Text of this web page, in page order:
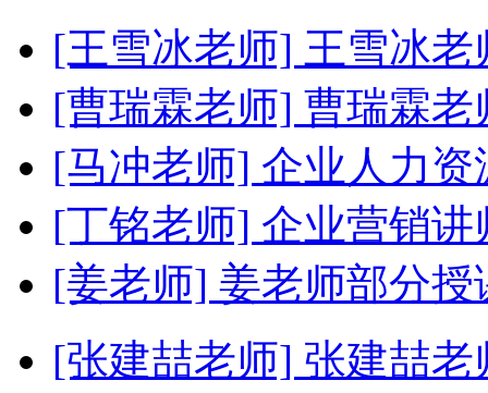
[王雪冰老师] 王雪冰老
[曹瑞霖老师] 曹瑞霖老
[马冲老师] 企业人力
[丁铭老师] 企业营销
[姜老师] 姜老师部分授
[张建喆老师] 张建喆老